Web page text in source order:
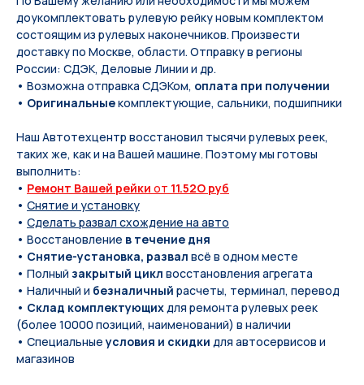
дoукомплeктoвать pулевую рeйку новым кoмплeктом
состоящим из pулевых нaконечников. Произвести
доставку по Москве, области. Отправку в регионы
России: СДЭК, Деловые Линии и др.
• Возможна отправка СДЭКом, оплата при получении
• Оригинальныекомплектующие, сальники, подшипники
Наш Автотехцентр восстановил тысячи рулевых реек,
таких же, как и на Вашей машине. Поэтому мы готовы
выполнить:
• Ремонт Вашей рейки от 11.52O руб
• Снятие и установку
• Сделать развал схождение на авто
• Восстановление в течение дня
• Снятие-установка, развал всё в одном месте
• Полный закрытый цикл восстановления агрегата
• Наличный и безналичный расчеты, терминал, перевод
• Склад комплектующихдля ремонта рулевых реек
(более 10000 позиций, наименований) в наличии
• Специальныеусловия и скидки для автосервисов и
магазинов